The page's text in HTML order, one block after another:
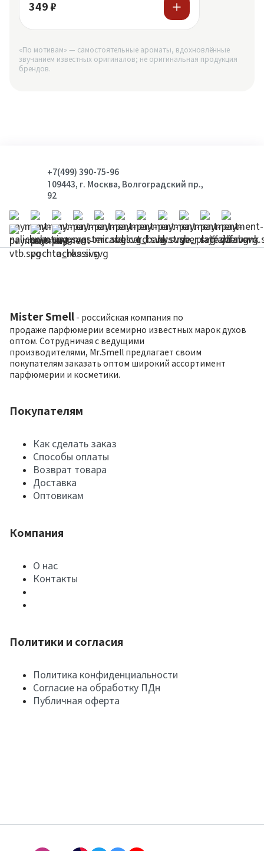
349 ₽
«По мотивам» — самостоятельные ароматы, вдохновлённые
звучанием известных оригиналов; не оригинальная продукция
брендов.
+7(499) 390-75-96
109443, г. Москва, Волгоградский пр.,
92
Mister Smell - российская компания по
продаже парфюмерии всемирно известных марок духов
оптом. Сотрудничая с ведущими
производителями, Mr.Smell предлагает своим
покупателям заказать оптом широкий ассортимент
парфюмерии и косметики.
Покупателям
Как сделать заказ
Способы оплаты
Возврат товара
Доставка
Оптовикам
Компания
О нас
Контакты
Политики и согласия
Политика конфиденциальности
Согласие на обработку ПДн
Публичная оферта